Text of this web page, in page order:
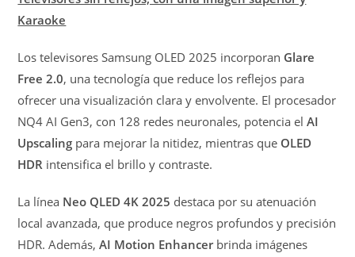
Karaoke
Los televisores Samsung OLED 2025 incorporan Glare
Free 2.0, una tecnología que reduce los reflejos para
ofrecer una visualización clara y envolvente. El procesador
NQ4 AI Gen3, con 128 redes neuronales, potencia elAI
Upscaling para mejorar la nitidez, mientras que OLED
HDR intensifica el brillo y contraste.
La línea Neo QLED 4K 2025 destaca por su atenuación
local avanzada, que produce negros profundos y precisión
HDR. Además,AI Motion Enhancerbrinda imágenes